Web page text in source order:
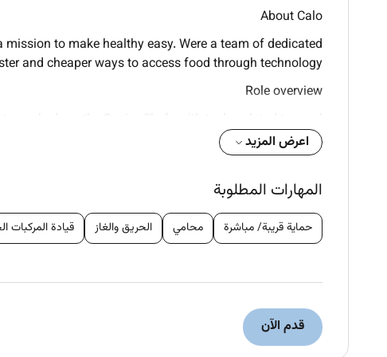
About Calo
to make healthy easy. Were a team of dedicated
and cheaper ways to access food through technology.
Role overview
Success in this role will be determined by your ability to
compromising the quality of the meals produced for our
Main Responsibilities
kitchen equipment and reports issues to superiors
to sanitation regulations and safety standards
coworkers
Produce highquality plates both design and tastewise
اعرض المزيد
المهارات المطلوبة
حماية قريبة/ مباشرة محامي الحريق والغاز قيادة المركبات
قدم الآن